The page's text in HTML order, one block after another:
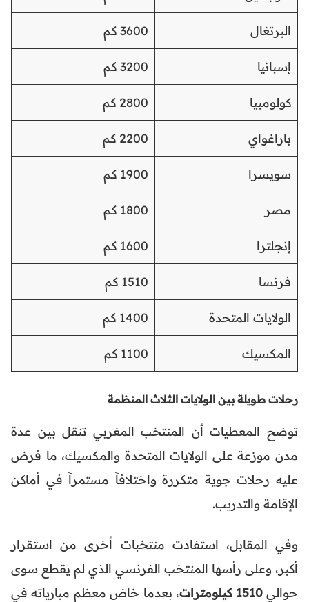
البرتغال 3600 كم
إسبانيا 3200 كم
كولومبيا 2800 كم
باراغواي 2200 كم
سويسرا 1900 كم
مصر 1800 كم
إنجلترا 1600 كم
فرنسا 1510 كم
الولايات المتحدة 1400 كم
المكسيك 1100 كم
رحلات طويلة بين الولايات الثلاث المنظمة
توضح المعطيات أن المنتخب المغربي تنقل بين عدة
مدن موزعة على الولايات المتحدة والمكسيك، ما فرض
عليه رحلات جوية متكررة واختلافاً مستمراً في أماكن
الإقامة والتدريب.
وفي المقابل، استفادت منتخبات أخرى من استقرار
أكبر، وعلى رأسها المنتخب الفرنسي الذي لم يقطع سوى
حوالي1510 كيلومترات
، بعدما خاض معظم مبارياته في